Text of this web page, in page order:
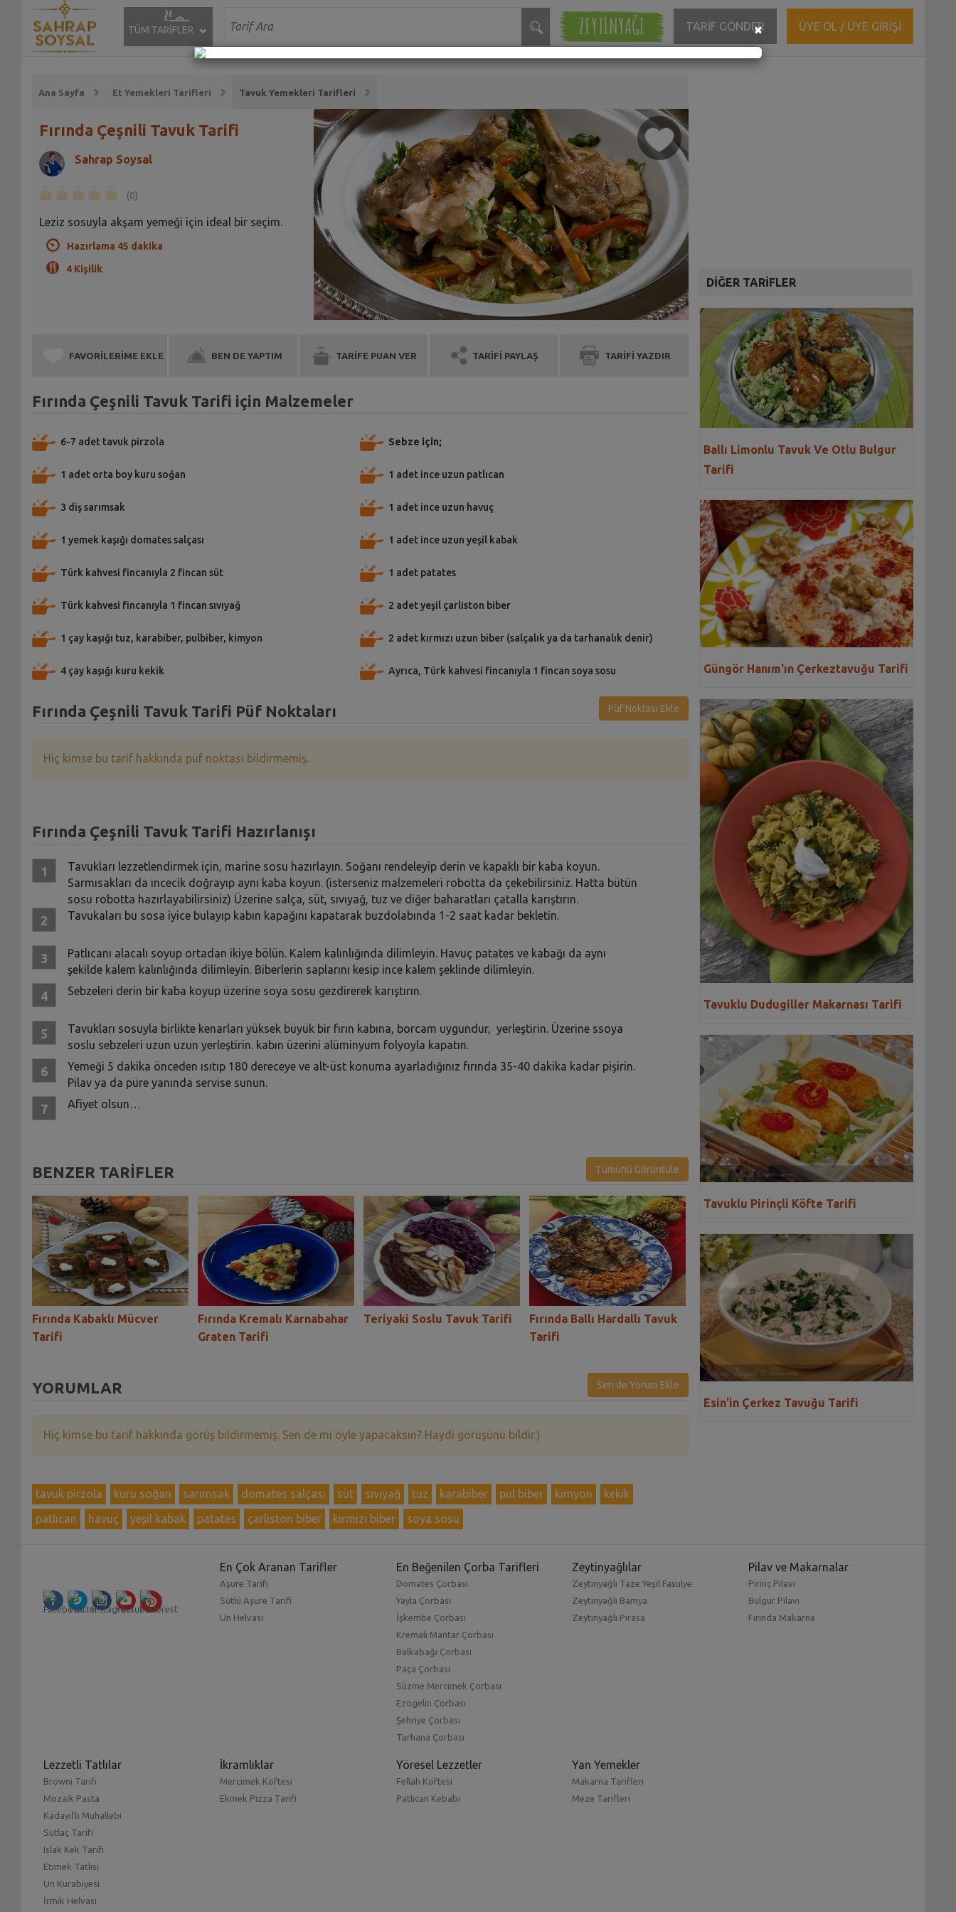
TÜM TARİFLER ZEYTİNYAĞI TARİF GÖNDER ÜYE OL / ÜYE GİRİŞİ
Ana Sayfa Et Yemekleri Tarifleri Tavuk Yemekleri Tarifleri
Fırında Çeşnili Tavuk Tarifi
Sahrap Soysal
(0)
Leziz sosuyla akşam yemeği için ideal bir seçim.
Hazırlama 45 dakika
4 Kişilik
FAVORİLERİME EKLE BEN DE YAPTIM TARİFE PUAN VER TARİFİ PAYLAŞ TARİFİ YAZDIR
Fırında Çeşnili Tavuk Tarifi için Malzemeler
6-7 adet tavuk pirzola
1 adet orta boy kuru soğan
3 diş sarımsak
1 yemek kaşığı domates salçası
Türk kahvesi fincanıyla 2 fincan süt
Türk kahvesi fincanıyla 1 fincan sıvıyağ
1 çay kaşığı tuz, karabiber, pulbiber, kimyon
4 çay kaşığı kuru kekik
Sebze için;
1 adet ince uzun patlıcan
1 adet ince uzun havuç
1 adet ince uzun yeşil kabak
1 adet patates
2 adet yeşil çarliston biber
2 adet kırmızı uzun biber (salçalık ya da tarhanalık denir)
Ayrıca, Türk kahvesi fincanıyla 1 fincan soya sosu
Fırında Çeşnili Tavuk Tarifi Püf Noktaları Püf Noktası Ekle
Hiç kimse bu tarif hakkında püf noktası bildirmemiş.
Fırında Çeşnili Tavuk Tarifi Hazırlanışı
Tavukları lezzetlendirmek için, marine sosu hazırlayın. Soğanı rendeleyip derin ve kapaklı bir kaba koyun.
Sarmısakları da incecik doğrayıp aynı kaba koyun. (isterseniz malzemeleri robotta da çekebilirsiniz. Hatta bütün
sosu robotta hazırlayabilirsiniz) Üzerine salça, süt, sıvıyağ, tuz ve diğer baharatları çatalla karıştırın.
Tavukaları bu sosa iyice bulayıp kabın kapağını kapatarak buzdolabında 1-2 saat kadar bekletin.
Patlıcanı alacalı soyup ortadan ikiye bölün. Kalem kalınlığında dilimleyin. Havuç patates ve kabağı da aynı
şekilde kalem kalınlığında dilimleyin. Biberlerin saplarını kesip ince kalem şeklinde dilimleyin.
Sebzeleri derin bir kaba koyup üzerine soya sosu gezdirerek karıştırın.
Tavukları sosuyla birlikte kenarları yüksek büyük bir fırın kabına, borcam uygundur, yerleştirin. Üzerine ssoya
soslu sebzeleri uzun uzun yerleştirin. kabın üzerini alüminyum folyoyla kapatın.
Yemeği 5 dakika önceden ısıtıp 180 dereceye ve alt-üst konuma ayarladığınız fırında 35-40 dakika kadar pişirin.
Pilav ya da püre yanında servise sunun.
Afiyet olsun…
BENZER TARİFLER Tümünü Görüntüle
Fırında Kabaklı Mücver
Tarifi
Fırında Kremalı Karnabahar
Graten Tarifi
Teriyaki Soslu Tavuk Tarifi
Fırında Ballı Hardallı Tavuk
Tarifi
Fırında Baharatlı Akordeon
Balkabağı Tarifi
Fırında Limonlu
Balık Tarifi
YORUMLAR Sen de Yorum Ekle
Hiç kimse bu tarif hakkında görüş bildirmemiş. Sen de mi öyle yapacaksın? Haydi görüşünü bildir:)
tavuk pirzola kuru soğan sarımsak domates salçası süt sıvıyağ tuz karabiber pul biber kimyon
kekik
patlıcan
havuç yeşil kabak patates çarliston biber kırmızı biber soya sosu
DİĞER TARİFLER
Ballı Limonlu Tavuk Ve Otlu Bulgur
Tarifi
Güngör Hanım'ın Çerkeztavuğu Tarifi
Tavuklu Dudugiller Makarnası Tarifi
Tavuklu Pirinçli Köfte Tarifi
Esin'in Çerkez Tavuğu Tarifi
En Çok Aranan Tarifler
Aşure Tarifi
Sütlü Aşure Tarifi
Un Helvası
En Beğenilen Çorba Tarifleri
Domates Çorbası
Yayla Çorbası
İşkembe Çorbası
Kremalı Mantar Çorbası
Balkabağı Çorbası
Paça Çorbası
Süzme Mercimek Çorbası
Ezogelin Çorbası
Şehriye Çorbası
Tarhana Çorbası
Zeytinyağlılar
Zeytinyağlı Taze Yeşil Fasulye
Zeytinyağlı Bamya
Zeytinyağlı Pırasa
Pilav ve Makarnalar
Pirinç Pilavı
Bulgur Pilavı
Fırında Makarna
Lezzetli Tatlılar
Browni Tarifi
Mozaik Pasta
Kadayıflı Muhallebi
Sütlaç Tarifi
Islak Kek Tarifi
Etimek Tatlısı
Un Kurabiyesi
İrmik Helvası
İkramlıklar
Mercimek Köftesi
Ekmek Pizza Tarifi
Yöresel Lezzetler
Fellah Köftesi
Patlıcan Kebabı
Yan Yemekler
Makarna Tarifleri
Meze Tarifleri
×Close